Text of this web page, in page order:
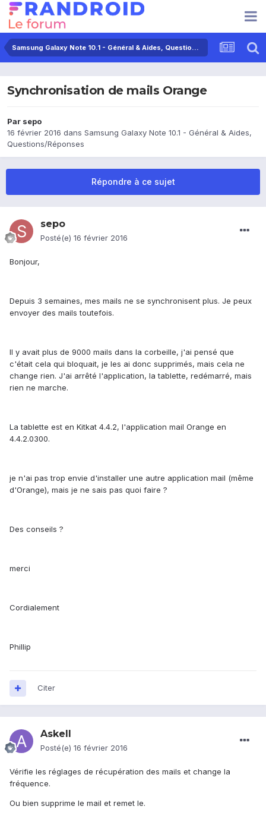
Samsung Galaxy Note 10.1 - Général & Aides, Questions/Réponses
Synchronisation de mails Orange
Par sepo
16 février 2016 dans Samsung Galaxy Note 10.1 - Général & Aides,
Questions/Réponses
Répondre à ce sujet
sepo
Posté(e) 16 février 2016
Bonjour,
Depuis 3 semaines, mes mails ne se synchronisent plus. Je peux
envoyer des mails toutefois.
Il y avait plus de 9000 mails dans la corbeille, j'ai pensé que
c'était cela qui bloquait, je les ai donc supprimés, mais cela ne
change rien. J'ai arrêté l'application, la tablette, redémarré, mais
rien ne marche.
La tablette est en Kitkat 4.4.2, l'application mail Orange en
4.4.2.0300.
je n'ai pas trop envie d'installer une autre application mail (même
d'Orange), mais je ne sais pas quoi faire ?
Des conseils ?
merci
Cordialement
Phillip
Citer
Askell
Posté(e) 16 février 2016
Vérifie les réglages de récupération des mails et change la
fréquence.
Ou bien supprime le mail et remet le.